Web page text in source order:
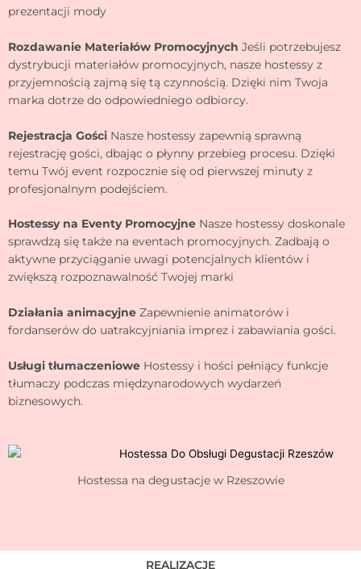
prezentacji mody
Rozdawanie Materiałów Promocyjnych Jeśli potrzebujesz
dystrybucji materiałów promocyjnych, nasze hostessy z
przyjemnością zajmą się tą czynnością. Dzięki nim Twoja
marka dotrze do odpowiedniego odbiorcy.
Rejestracja Gości Nasze hostessy zapewnią sprawną
rejestrację gości, dbając o płynny przebieg procesu. Dzięki
temu Twój event rozpocznie się od pierwszej minuty z
profesjonalnym podejściem.
Hostessy na Eventy Promocyjne Nasze hostessy doskonale
sprawdzą się także na eventach promocyjnych. Zadbają o
aktywne przyciąganie uwagi potencjalnych klientów i
zwiększą rozpoznawalność Twojej marki
Działania animacyjne Zapewnienie animatorów i
fordanserów do uatrakcyjniania imprez i zabawiania gości.
Usługi tłumaczeniowe Hostessy i hości pełniący funkcje
tłumaczy podczas międzynarodowych wydarzeń
biznesowych.
Hostessa na degustacje w Rzeszowie
REALIZACJE